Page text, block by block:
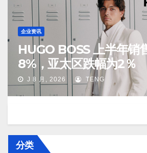
企业资讯
HUGO BOSS 上半年销
8%，亚太区跌幅为2％
J 8 月, 2026 TENG
分类